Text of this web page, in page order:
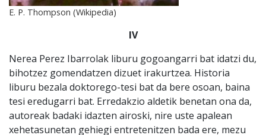
E. P. Thompson (Wikipedia)
IV
Nerea Perez Ibarrolak liburu gogoangarri bat idatzi du,
bihotzez gomendatzen dizuet irakurtzea. Historia
liburu bezala doktorego-tesi bat da bere osoan, baina
tesi eredugarri bat. Erredakzio aldetik benetan ona da,
autoreak badaki idazten airoski, nire uste apalean
xehetasunetan gehiegi entretenitzen bada ere, mezu